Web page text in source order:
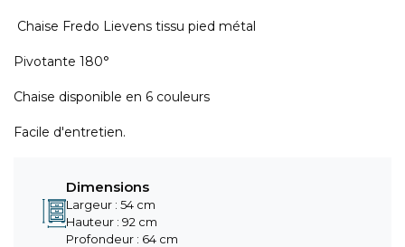
Chaise Fredo Lievens tissu pied métal
Pivotante 180°
Chaise disponible en 6 couleurs
Facile d'entretien.
Dimensions
Largeur : 54 cm
Hauteur : 92 cm
Profondeur : 64 cm